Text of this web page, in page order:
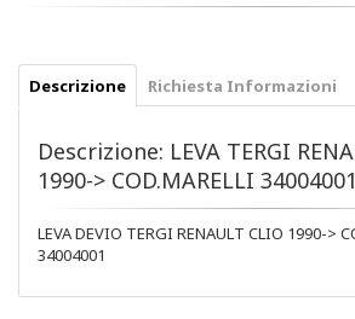
Descrizione Richiesta Informazioni
Descrizione: LEVA TERGI
1990-> COD.MARELLI 34004001
LEVA DEVIO TERGI RENAULT CLIO 1990->
34004001